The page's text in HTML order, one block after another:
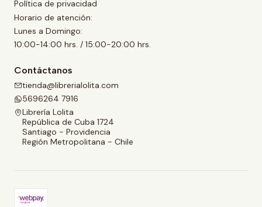
Política de privacidad
Horario de atención:
Lunes a Domingo:
10:00-14:00 hrs. / 15:00-20:00 hrs.
Contáctanos
tienda@librerialolita.com
5696264 7916
Librería Lolita
República de Cuba 1724
Santiago - Providencia
Región Metropolitana - Chile